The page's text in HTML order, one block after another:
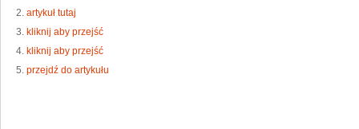
2. artykuł tutaj
3. kliknij aby przejść
4. kliknij aby przejść
5. przejdź do artykułu